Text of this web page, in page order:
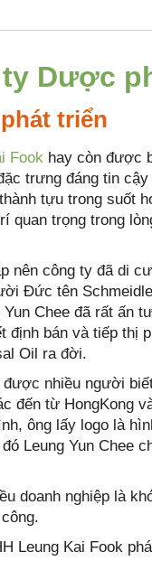
Dược
triển
Fook hay còn được
trưng đáng tin
tựu trong suốt
quan trọng trong
nên công ty đã di
Đức tên
Chee đã rất ấn
định bán và tiếp thị
Oil ra đời.
nhiều người
đến từ HongKong
ông lấy logo là
Leung Yun Chee
doanh nghiệp là
Leung Kai Fook